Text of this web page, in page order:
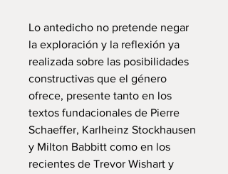
Lo antedicho no pretende negar
la exploración y la reflexión ya
realizada sobre las posibilidades
constructivas que el género
ofrece, presente tanto en los
textos fundacionales de Pierre
Schaeffer, Karlheinz Stockhausen
y Milton Babbitt como en los
recientes de Trevor Wishart y